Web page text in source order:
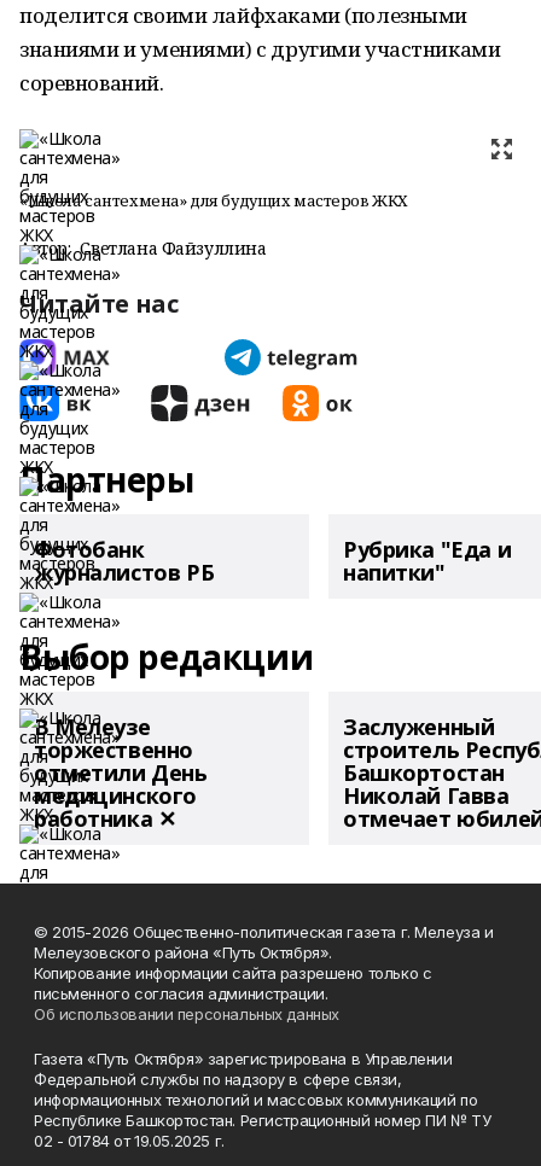
поделится своими лайфхаками (полезными
знаниями и умениями) с другими участниками
соревнований.
«Школа сантехмена» для будущих мастеров ЖКХ
Автор: Светлана Файзуллина
Читайте нас
Партнеры
Фотобанк
журналистов РБ
Рубрика "Еда и
напитки"
Выбор редакции
В Мелеузе
торжественно
отметили День
медицинского
работника ✕
Заслуженный
строитель
Башкортостан
Николай Гавва
отмечает
© 2015-2026 Общественно-политическая газета г. Мелеуза и
Мелеузовского района «Путь Октября».
Копирование информации сайта разрешено только с
письменного согласия администрации.
Об использовании персональных данных
Газета «Путь Октября» зарегистрирована в Управлении
Федеральной службы по надзору в сфере связи,
информационных технологий и массовых коммуникаций по
Республике Башкортостан. Регистрационный номер ПИ № ТУ
02 - 01784 от 19.05.2025 г.